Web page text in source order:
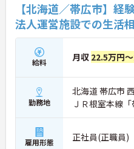
【北海道／帯広市】
法人運営施設での生活
給料 月収 22.5万円
勤務地
北海道 帯広市
ＪＲ根室本線
雇用形態 正社員(正職員)